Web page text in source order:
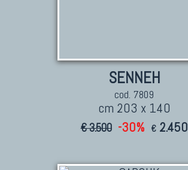
SENNEH
cod. 7809
cm 203 x 140
€ 3.500 -30% € 2.450